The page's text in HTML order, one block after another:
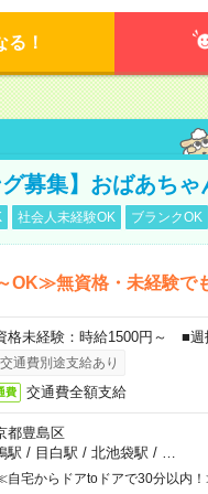
る！
募集】おばあち
社会人未経験OK ブランクOK
OK≫無資格・未経験で
格未経験：時給1500円～ ■
交通費別途支給あり
費 交通費全額支給
都豊島区
駅 / 目白駅 / 北池袋駅 /
宅からドアtoドアで30分以内！